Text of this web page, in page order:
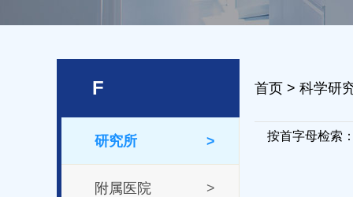
F
研究所 >
附属医院 >
首页 >科学研
按首字母检索